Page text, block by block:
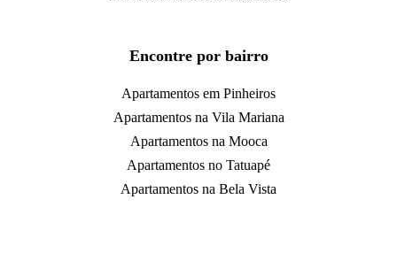
Encontre por bairro
Apartamentos em Pinheiros
Apartamentos na Vila Mariana
Apartamentos na Mooca
Apartamentos no Tatuapé
Apartamentos na Bela Vista